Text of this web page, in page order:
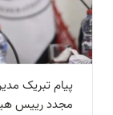
پیام تبریک
مجدد رییس